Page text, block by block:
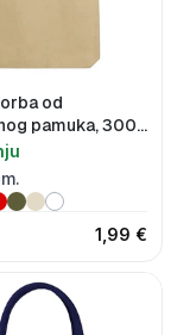
od
pamuka, 300
1,99 €